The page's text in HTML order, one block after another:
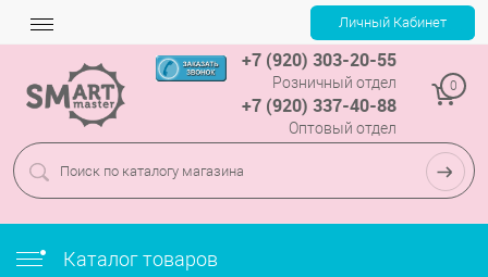
+7 (920) 303-20-55
Розничный отдел
+7 (920) 337-40-88
Оптовый отдел
0
Каталог товаров